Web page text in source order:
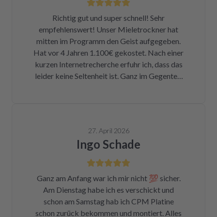
Richtig gut und super schnell! Sehr
empfehlenswert! Unser Mieletrockner hat
mitten im Programm den Geist aufgegeben.
Hat vor 4 Jahren 1.100€ gekostet. Nach einer
kurzen Internetrecherche erfuhr ich, dass das
leider keine Seltenheit ist. Ganz im Gegenteil.
Modell und Fehler eingegeben und dann hatte
ich die Wahl, eine refurbished Platine für
139€ zu kaufen oder meine kaputte Platine
einzusenden und für 99€ reparieren zu lassen.
Der Ausbau war kein Hexenwerk. Ein paar
Fotos für den Wiedereinbau gemacht. Eine
halbe Stunde, nachdem mein Paket
27. April 2026
Ingo Schade
Ganz am Anfang war ich mir nicht 💯 sicher.
Am Dienstag habe ich es verschickt und
schon am Samstag hab ich CPM Platine
schon zurück bekommen und montiert. Alles